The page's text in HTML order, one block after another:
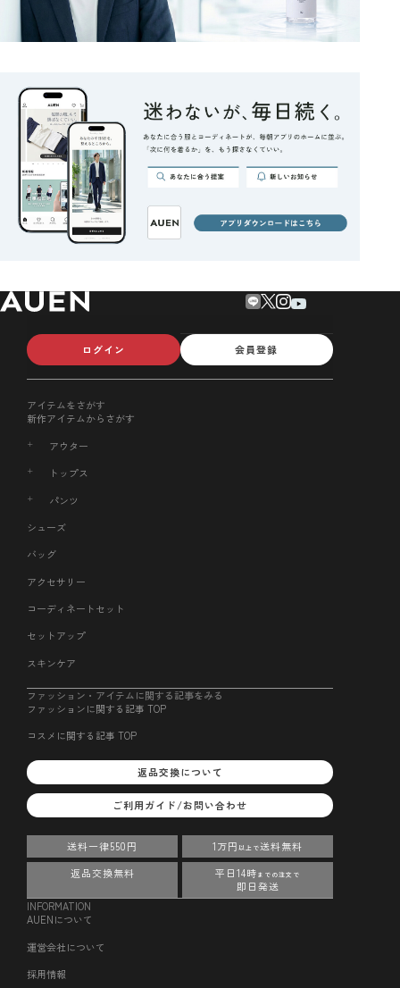
ログイン 会員登録
アイテムをさがす
新作アイテムからさがす
アウター
トップス
パンツ
シューズ
バッグ
アクセサリー
コーディネートセット
セットアップ
スキンケア
ファッション・アイテムに関する記事をみる
ファッションに関する記事 TOP
コスメに関する記事 TOP
返品交換について
ご利用ガイド/お問い合わせ
送料一律550円 1万円 以上で送料無料
返品交換無料
平日14時 までの注文で
即日発送
INFORMATION
AUENについて
運営会社について
採用情報